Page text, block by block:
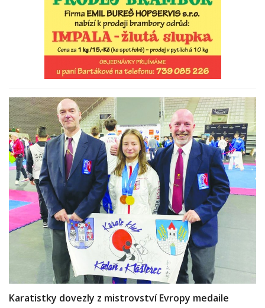
Karatistky dovezly z mistrovství Evropy medaile